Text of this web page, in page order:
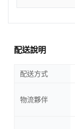
配送說明
配送方式
物流夥伴